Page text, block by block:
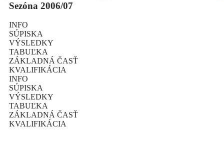
Sezóna 2006/07
INFO
SÚPISKA
VÝSLEDKY
TABUĽKA
ZÁKLADNÁ ČASŤ
KVALIFIKÁCIA
INFO
SÚPISKA
VÝSLEDKY
TABUĽKA
ZÁKLADNÁ ČASŤ
KVALIFIKÁCIA